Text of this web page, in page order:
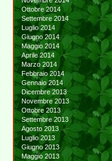
Ottobre 2014
Settembre 2014
Luglio 2014
Giugno 2014
Maggio 2014
Aprile 2014
Marzo 2014
Febbraio 2014
Gennaio 2014
Dicembre 2013
Novembre 2013
Ottobre 2013
Settembre 2013
Agosto 2013
Luglio 2013
Giugno 2013
Maggio 2013